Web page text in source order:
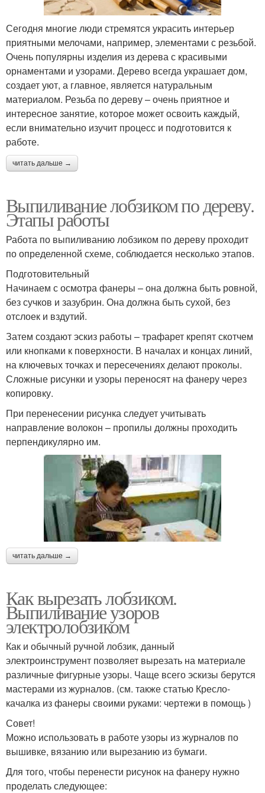
Сегодня многие люди стремятся украсить интерьер
приятными мелочами, например, элементами с резьбой.
Очень популярны изделия из дерева с красивыми
орнаментами и узорами. Дерево всегда украшает дом,
создает уют, а главное, является натуральным
материалом. Резьба по дереву – очень приятное и
интересное занятие, которое может освоить каждый,
если внимательно изучит процесс и подготовится к
работе.
читать дальше →
Выпиливание лобзиком по дереву.
Этапы работы
Работа по выпиливанию лобзиком по дереву проходит
по определенной схеме, соблюдается несколько этапов.
Подготовительный
Начинаем с осмотра фанеры – она должна быть ровной,
без сучков и зазубрин. Она должна быть сухой, без
отслоек и вздутий.
Затем создают эскиз работы – трафарет крепят скотчем
или кнопками к поверхности. В началах и концах линий,
на ключевых точках и пересечениях делают проколы.
Сложные рисунки и узоры переносят на фанеру через
копировку.
При перенесении рисунка следует учитывать
направление волокон – пропилы должны проходить
перпендикулярно им.
читать дальше →
Как вырезать лобзиком.
Выпиливание узоров
электролобзиком
Как и обычный ручной лобзик, данный
электроинструмент позволяет вырезать на материале
различные фигурные узоры. Чаще всего эскизы берутся
мастерами из журналов. (см. также статью Кресло-
качалка из фанеры своими руками: чертежи в помощь )
Совет!
Можно использовать в работе узоры из журналов по
вышивке, вязанию или вырезанию из бумаги.
Для того, чтобы перенести рисунок на фанеру нужно
проделать следующее: